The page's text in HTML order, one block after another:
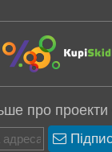
про